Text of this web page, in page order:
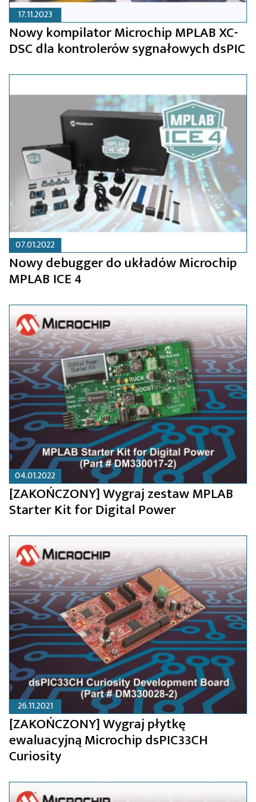
17.11.2023
Nowy kompilator Microchip MPLAB XC-
DSC dla kontrolerów sygnałowych dsPIC
07.01.2022
Nowy debugger do układów Microchip
MPLAB ICE 4
04.01.2022
[ZAKOŃCZONY] Wygraj zestaw MPLAB
Starter Kit for Digital Power
26.11.2021
[ZAKOŃCZONY] Wygraj płytkę
ewaluacyjną Microchip dsPIC33CH
Curiosity